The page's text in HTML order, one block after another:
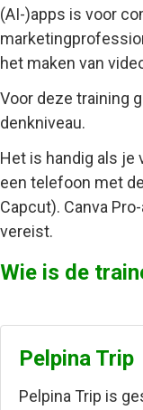
(AI-)apps is voor
het maken van
Voor deze training
denkniveau.
Het is handig als
een telefoon met
Capcut). Canva
vereist.
Wie is de
Pelpina Trip
Pelpina Trip is